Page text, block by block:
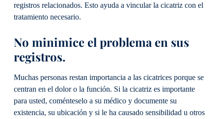
registros relacionados. Esto ayuda a vincular la cicatriz con el
tratamiento necesario.
No minimice el problema en sus
registros.
Muchas personas restan importancia a las cicatrices porque se
centran en el dolor o la función. Si la cicatriz es importante
para usted, coménteselo a su médico y documente su
existencia, su ubicación y si le ha causado sensibilidad u otros